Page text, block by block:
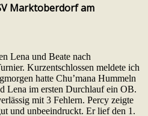
Marktoberdorf am
Lena und Beate nach
Kurzentschlossen meldete ich
hatte Chu’mana Hummeln
Lena im ersten Durchlauf ein OB.
mit 3 Fehlern. Percy zeigte
und unbeeindruckt. Er lief den 1.